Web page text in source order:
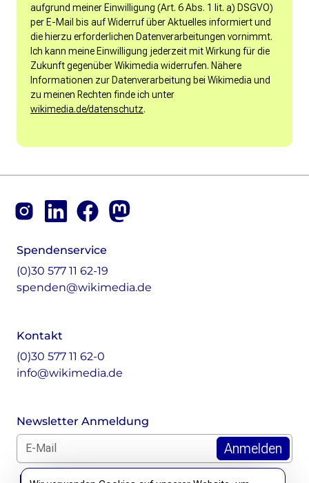
aufgrund meiner Einwilligung (Art. 6 Abs. 1 lit. a) DSGVO)
per E-Mail bis auf Widerruf über Aktuelles informiert und
die hierzu erforderlichen Datenverarbeitungen vornimmt.
Ich kann meine Einwilligung jederzeit mit Wirkung für die
Zukunft gegenüber Wikimedia widerrufen. Nähere
Informationen zur Datenverarbeitung bei Wikimedia und
zu meinen Rechten finde ich unter
wikimedia.de/datenschutz.
InstagramLinkedInFacebookMastodon
Spendenservice
(0)30 577 11 62-19
spenden@wikimedia.de
Kontakt
(0)30 577 11 62-0
info@wikimedia.de
Newsletter Anmeldung
E-Mail für Newsletter *